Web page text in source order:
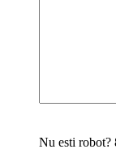
Nu esti robot?